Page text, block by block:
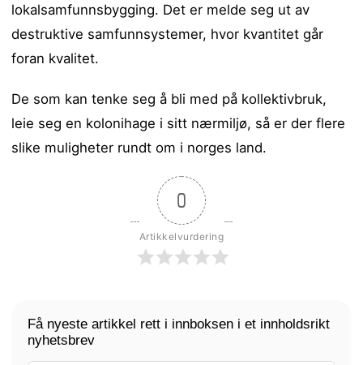
lokalsamfunnsbygging. Det er melde seg ut av
destruktive samfunnsystemer, hvor kvantitet går
foran kvalitet.
De som kan tenke seg å bli med på kollektivbruk,
leie seg en kolonihage i sitt nærmiljø, så er der flere
slike muligheter rundt om i norges land.
0
Artikkelvurdering
Få nyeste artikkel rett i innboksen i et innholdsrikt
nyhetsbrev